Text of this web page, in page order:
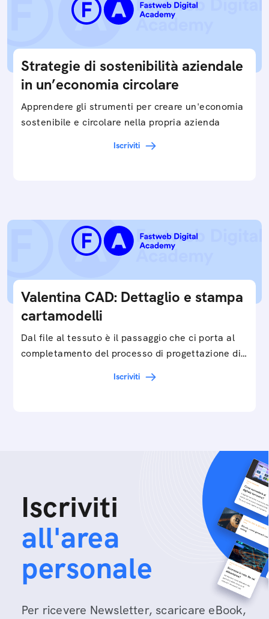
Strategie di sostenibilità aziendale
in un’economia circolare
Apprendere gli strumenti per creare un'economia
sostenibile e circolare nella propria azienda
Iscriviti
Valentina CAD: Dettaglio e stampa
cartamodelli
Dal file al tessuto è il passaggio che ci porta al
completamento del processo di progettazione di
Iscriviti
Iscriviti
all'area
personale
Per ricevere Newsletter, scaricare eBook,